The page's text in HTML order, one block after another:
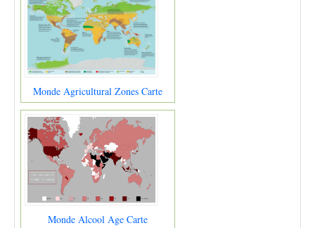
Monde Agricultural Zones Carte
Monde Alcool Age Carte